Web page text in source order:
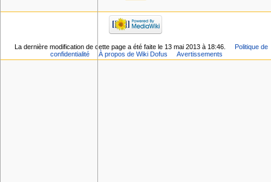
La dernière modification de cette page a été faite le 13 mai 2013 à 18:46.
Politique de
confidentialité
À propos de Wiki Dofus Avertissements